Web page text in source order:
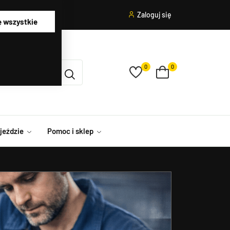
wszystkie
Zaloguj się
0 0
Pomoc i sklep